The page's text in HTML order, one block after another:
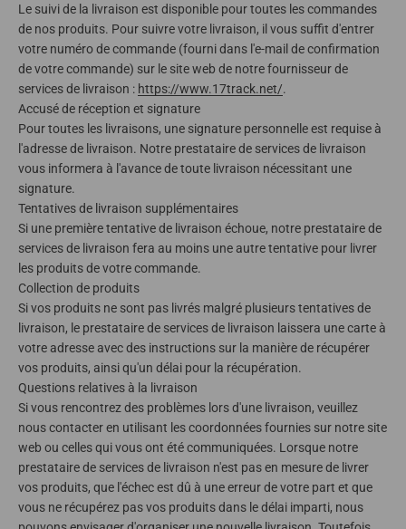
Le suivi de la livraison est disponible pour toutes les commandes
de nos produits. Pour suivre votre livraison, il vous suffit d'entrer
votre numéro de commande (fourni dans l'e-mail de confirmation
de votre commande) sur le site web de notre fournisseur de
services de livraison : https://www.17track.net/.
Accusé de réception et signature
Pour toutes les livraisons, une signature personnelle est requise à
l'adresse de livraison. Notre prestataire de services de livraison
vous informera à l'avance de toute livraison nécessitant une
signature.
Tentatives de livraison supplémentaires
Si une première tentative de livraison échoue, notre prestataire de
services de livraison fera au moins une autre tentative pour livrer
les produits de votre commande.
Collection de produits
Si vos produits ne sont pas livrés malgré plusieurs tentatives de
livraison, le prestataire de services de livraison laissera une carte à
votre adresse avec des instructions sur la manière de récupérer
vos produits, ainsi qu'un délai pour la récupération.
Questions relatives à la livraison
Si vous rencontrez des problèmes lors d'une livraison, veuillez
nous contacter en utilisant les coordonnées fournies sur notre site
web ou celles qui vous ont été communiquées. Lorsque notre
prestataire de services de livraison n'est pas en mesure de livrer
vos produits, que l'échec est dû à une erreur de votre part et que
vous ne récupérez pas vos produits dans le délai imparti, nous